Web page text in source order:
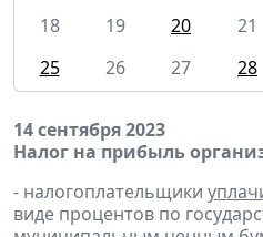
18
19 20 21
25
26 27 28
14 сентября 2023
Налог на прибыль
- налогоплательщики
виде процентов по